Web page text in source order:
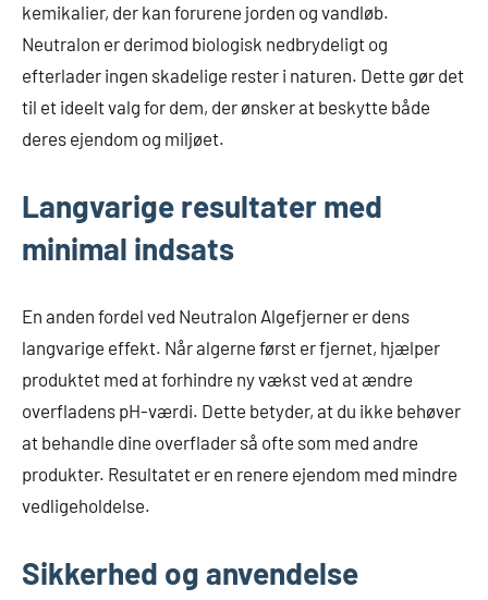
kemikalier, der kan forurene jorden og vandløb.
Neutralon er derimod biologisk nedbrydeligt og
efterlader ingen skadelige rester i naturen. Dette gør det
til et ideelt valg for dem, der ønsker at beskytte både
deres ejendom og miljøet.
Langvarige resultater med
minimal indsats
En anden fordel ved Neutralon Algefjerner er dens
langvarige effekt. Når algerne først er fjernet, hjælper
produktet med at forhindre ny vækst ved at ændre
overfladens pH-værdi. Dette betyder, at du ikke behøver
at behandle dine overflader så ofte som med andre
produkter. Resultatet er en renere ejendom med mindre
vedligeholdelse.
Sikkerhed og anvendelse